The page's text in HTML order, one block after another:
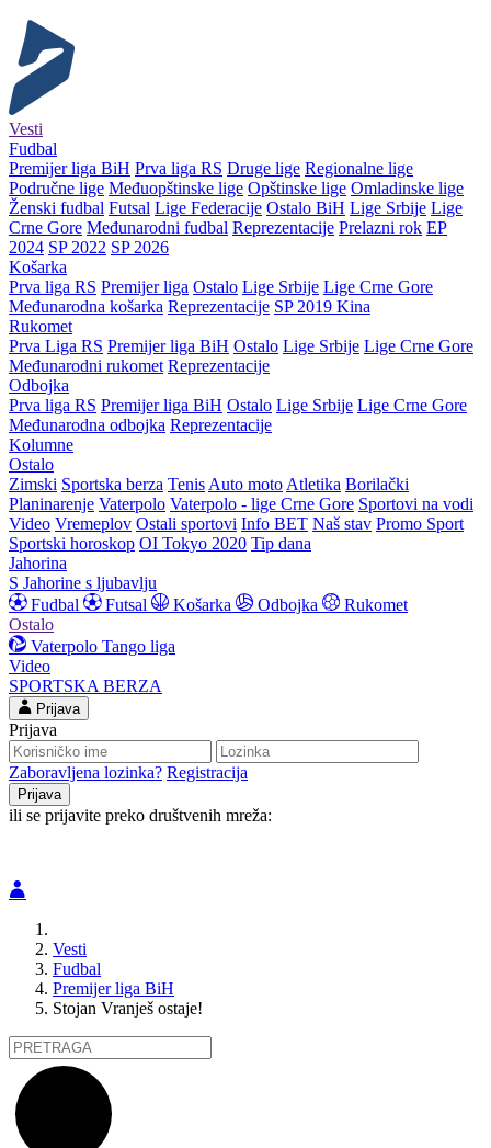
Vesti
Fudbal
Premijer liga BiH Prva liga RS Druge lige Regionalne lige
Područne lige Međuopštinske lige Opštinske lige Omladinske lige
Ženski fudbal Futsal Lige Federacije Ostalo BiH Lige Srbije Lige
Crne Gore Međunarodni fudbal Reprezentacije Prelazni rok EP
2024 SP 2022 SP 2026
Košarka
Prva liga RS Premijer liga Ostalo Lige Srbije Lige Crne Gore
Međunarodna košarka Reprezentacije SP 2019 Kina
Rukomet
Prva Liga RS Premijer liga BiH Ostalo Lige Srbije Lige Crne Gore
Međunarodni rukomet Reprezentacije
Odbojka
Prva liga RS Premijer liga BiH Ostalo Lige Srbije Lige Crne Gore
Međunarodna odbojka Reprezentacije
Kolumne
Ostalo
Zimski Sportska berza Tenis Auto moto Atletika Borilački
Planinarenje Vaterpolo Vaterpolo - lige Crne Gore Sportovi na vodi
Video Vremeplov Ostali sportovi Info BET Naš stav Promo Sport
Sportski horoskop OI Tokyo 2020 Tip dana
Jahorina
S Jahorine s ljubavlju
Fudbal
Futsal Košarka Odbojka
Rukomet
Ostalo
Vaterpolo Tango liga
Video
SPORTSKA BERZA
Prijava
Prijava
Zaboravljena lozinka? Registracija
ili se prijavite preko društvenih mreža:
Vesti
Fudbal
Premijer liga BiH
Stojan Vranješ ostaje!